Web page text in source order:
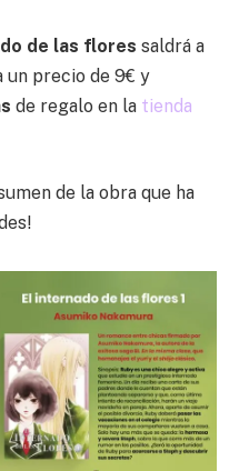
de las flores saldrá a
un precio de 9€ y
de regalo en la tienda
de la obra que ha